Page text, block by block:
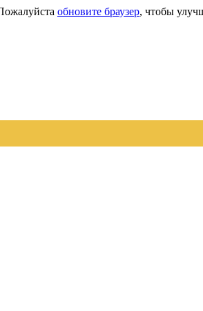
обновите браузер, чтобы